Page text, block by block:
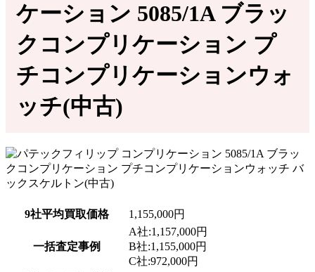
ケーション 5085/1A ブラッ
クコンプリケーション プ
チコンプリケーションウォ
ッチ(中古)
9社平均買取価格 1,155,000円
一括査定事例
A社:1,157,000円
B社:1,155,000円
C社:972,000円